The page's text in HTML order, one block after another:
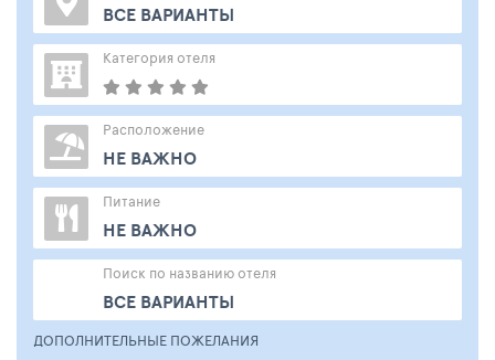
ВСЕ ВАРИАНТЫ
Категория отеля
Расположение
НЕ ВАЖНО
Питание
НЕ ВАЖНО
ВСЕ ВАРИАНТЫ
Поиск по названию отеля
ДОПОЛНИТЕЛЬНЫЕ ПОЖЕЛАНИЯ